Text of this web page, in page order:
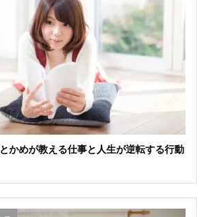
とかめが教える仕事と人生が逆転する行動